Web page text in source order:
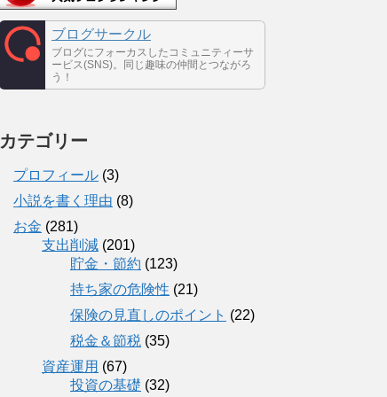
ブログサークル
ブログにフォーカスしたコミュニティーサ
ービス(SNS)。同じ趣味の仲間とつながろ
う！
カテゴリー
プロフィール (3)
小説を書く理由 (8)
お金 (281)
支出削減 (201)
貯金・節約 (123)
持ち家の危険性 (21)
保険の見直しのポイント (22)
税金＆節税 (35)
資産運用 (67)
投資の基礎 (32)